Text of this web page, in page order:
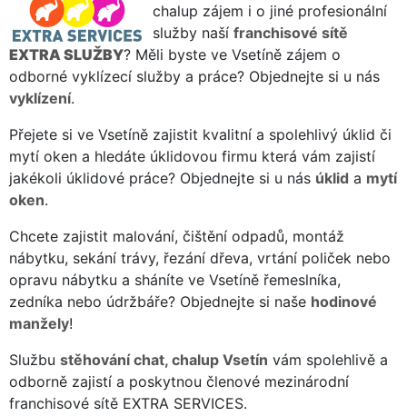
chalup zájem i o jiné profesionální
služby naší franchisové sítě
EXTRA SLUŽBY? Měli byste ve Vsetíně zájem o
odborné vyklízecí služby a práce? Objednejte si u nás
vyklízení.
Přejete si ve Vsetíně zajistit kvalitní a spolehlivý úklid či
mytí oken a hledáte úklidovou firmu která vám zajistí
jakékoli úklidové práce? Objednejte si u nás úklid a mytí
oken.
Chcete zajistit malování, čištění odpadů, montáž
nábytku, sekání trávy, řezání dřeva, vrtání poliček nebo
opravu nábytku a sháníte ve Vsetíně řemeslníka,
zedníka nebo údržbáře? Objednejte si naše hodinové
manžely!
Službu stěhování chat, chalup Vsetín vám spolehlivě a
odborně zajistí a poskytnou členové mezinárodní
franchisové sítě EXTRA SERVICES.